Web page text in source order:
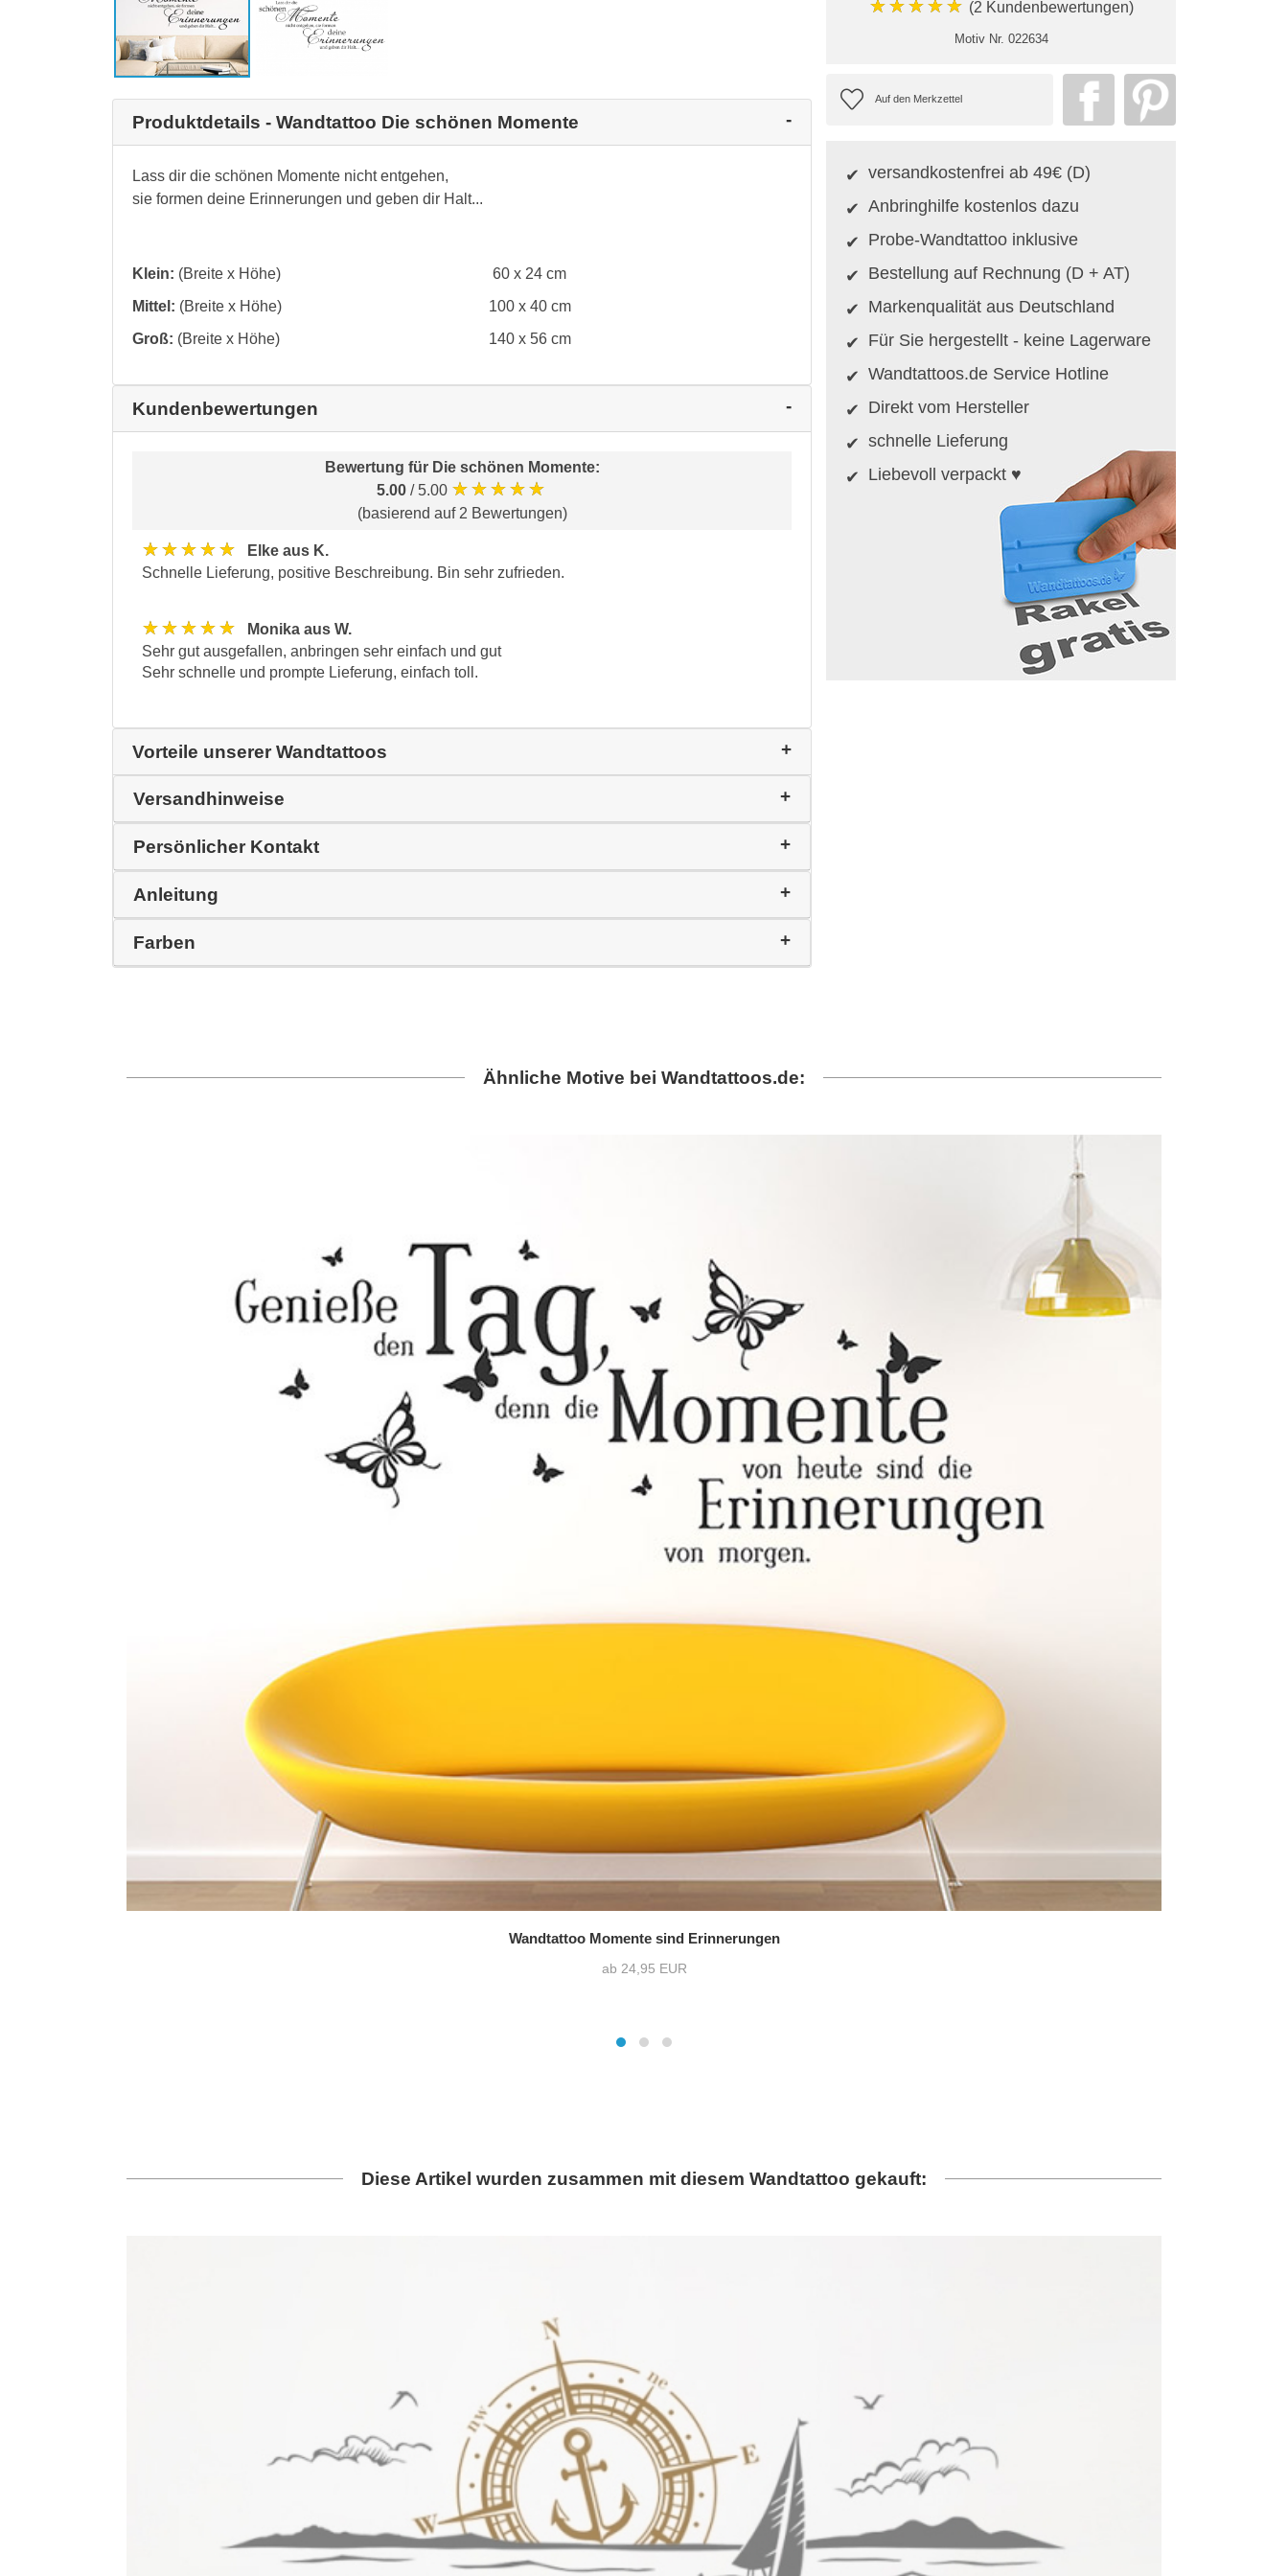
Produktdetails - Wandtattoo Die schönen Momente
Lass dir die schönen Momente nicht entgehen,
sie formen deine Erinnerungen und geben dir Halt...
Klein: (Breite x Höhe)
60 x 24 cm
Mittel: (Breite x Höhe)
100 x 40 cm
Groß: (Breite x Höhe) 140 x 56 cm
Kundenbewertungen
Bewertung für Die schönen Momente:
5.00 / 5.00 ★★★★★
(basierend auf 2 Bewertungen)
★★★★★
Elke aus K.
Schnelle Lieferung, positive Beschreibung. Bin sehr zufrieden.
★★★★★
Monika aus W.
Sehr gut ausgefallen, anbringen sehr einfach und gut
Sehr schnelle und prompte Lieferung, einfach toll.
Vorteile unserer Wandtattoos
Versandhinweise
Persönlicher Kontakt
Anleitung
Farben
★★★★★ (2 Kundenbewertungen)
Motiv Nr. 022634
versandkostenfrei ab 49€ (D)
Anbringhilfe kostenlos dazu
Probe-Wandtattoo inklusive
Bestellung auf Rechnung (D + AT)
Markenqualität aus Deutschland
Für Sie hergestellt - keine Lagerware
Wandtattoos.de Service Hotline
Direkt vom Hersteller
schnelle Lieferung
Liebevoll verpackt ♥
Ähnliche Motive bei Wandtattoos.de:
Wandtattoo Momente sind Erinnerungen
ab 24,95 EUR
Diese Artikel wurden zusammen mit diesem Wandtattoo gekauft: